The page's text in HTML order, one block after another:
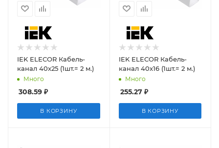
IEK ELECOR Кабель-
канал 40х25 (1шт.= 2 м.)
Много
308.59 ₽
В КОРЗИНУ
IEK ELECOR Кабель-
канал 40х16 (1шт.= 2 м.)
Много
255.27₽
В КОРЗИНУ